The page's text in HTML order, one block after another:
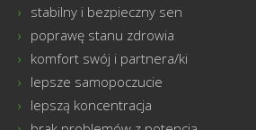
stabilny i bezpieczny sen
poprawę stanu zdrowia
komfort swój i partnera/ki
lepsze samopoczucie
lepszą koncentracja